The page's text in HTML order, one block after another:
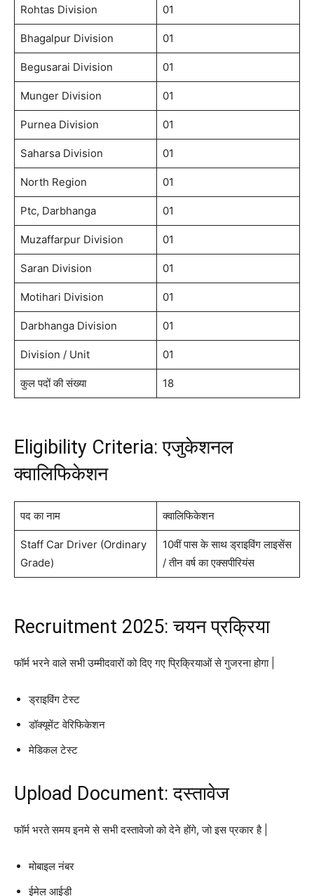
Rohtas Division 01
Bhagalpur Division 01
Begusarai Division 01
Munger Division 01
Purnea Division 01
Saharsa Division 01
North Region 01
Ptc, Darbhanga 01
Muzaffarpur Division 01
Saran Division 01
Motihari Division 01
Darbhanga Division 01
Division / Unit 01
कुल पदों की संख्या 18
Eligibility Criteria: एजुकेशनल
क्वालिफिकेशन
पद का नाम क्वालिफिकेशन
Staff Car Driver (Ordinary
Grade)
10वीं पास के साथ ड्राइविंग लाइसेंस
/ तीन वर्ष का एक्सपीरियंस
Recruitment 2025: चयन प्रक्रिया
फॉर्म भरने वाले सभी उम्मीदवारों को दिए गए प्रिक्रियाओं से गुजरना होगा |
ड्राइविंग टेस्ट
डॉक्यूमेंट वेरिफिकेशन
मेडिकल टेस्ट
Upload Document: दस्तावेज
फॉर्म भरते समय इनमे से सभी दस्तावेजो को देने होंगे, जो इस प्रकार है |
मोबाइल नंबर
ईमेल आईडी